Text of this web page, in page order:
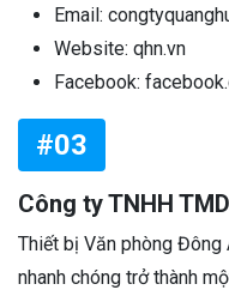
Email:
Website: qhn.vn
Facebook:
#03
Công ty TNHH
Thiết bị Văn phòng
nhanh chóng trở thành